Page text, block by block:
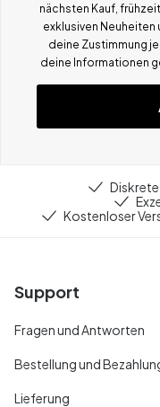
nächsten Kauf,
exklusiven
deine Zustimmung
deine Informationen
Kostenloser
Support
Fragen und Antworten
Bestellung und
Lieferung